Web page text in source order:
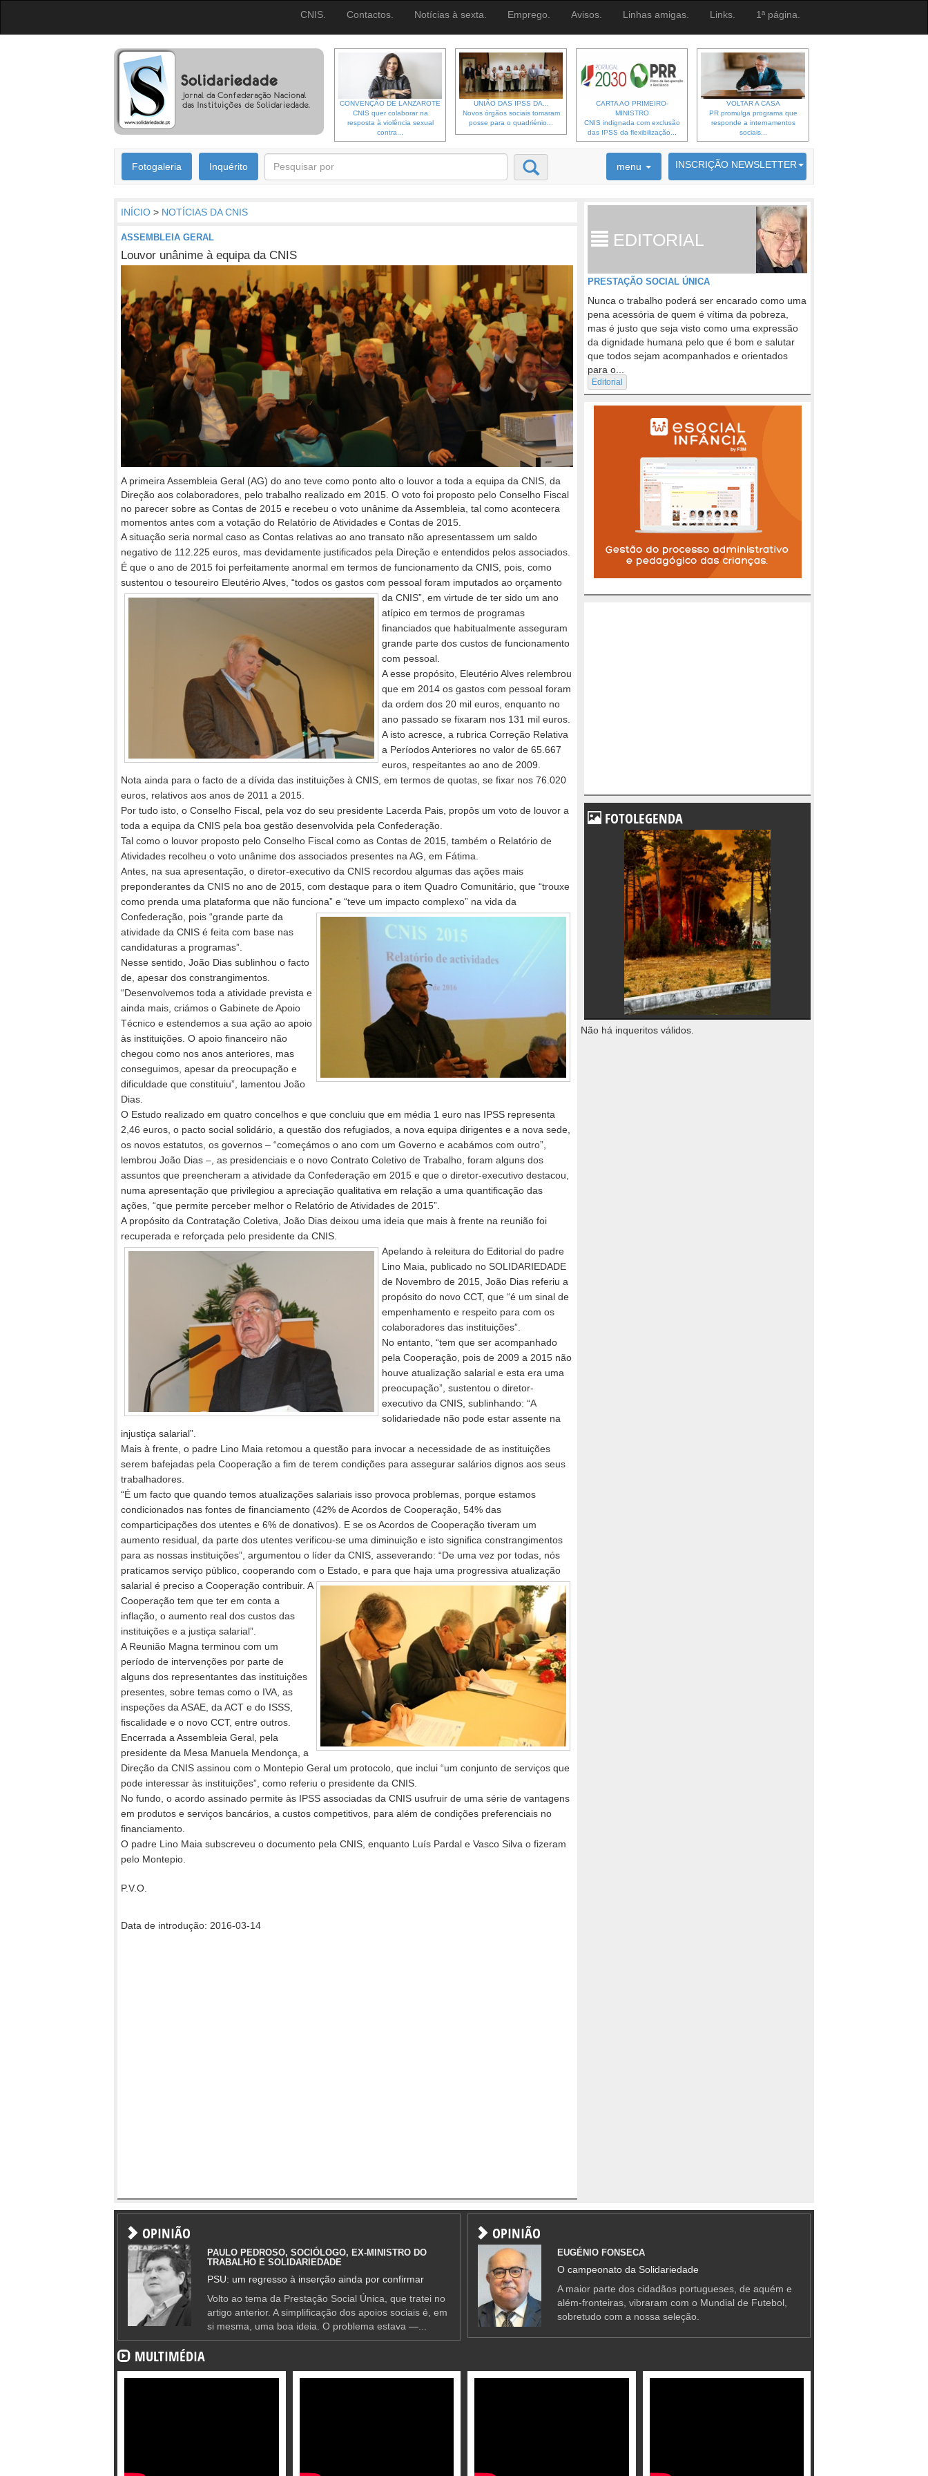
CNIS. Contactos. Notícias à sexta. Emprego. Avisos. Linhas amigas. Links. 1ª página.
CONVENÇÃO DE LANZAROTE
CNIS quer colaborar na
resposta à violência sexual
contra...
UNIÃO DAS IPSS DA...
Novos órgãos sociais tomaram
posse para o quadriénio...
CARTA AO PRIMEIRO-
MINISTRO
CNIS indignada com exclusão
das IPSS da flexibilização...
VOLTAR A CASA
PR promulga programa que
responde a internamentos
sociais...
Fotogaleria Inquérito menu INSCRIÇÃO NEWSLETTER
6692 membros inscritos
INÍCIO > NOTÍCIAS DA CNIS
ASSEMBLEIA GERAL
Louvor unânime à equipa da CNIS
A primeira Assembleia Geral (AG) do ano teve como ponto alto o louvor a toda a equipa da CNIS, da
Direção aos colaboradores, pelo trabalho realizado em 2015. O voto foi proposto pelo Conselho Fiscal
no parecer sobre as Contas de 2015 e recebeu o voto unânime da Assembleia, tal como acontecera
momentos antes com a votação do Relatório de Atividades e Contas de 2015.
A situação seria normal caso as Contas relativas ao ano transato não apresentassem um saldo
negativo de 112.225 euros, mas devidamente justificados pela Direção e entendidos pelos associados.
É que o ano de 2015 foi perfeitamente anormal em termos de funcionamento da CNIS, pois, como
sustentou o tesoureiro Eleutério Alves, “todos os gastos com pessoal foram imputados ao orçamento
da CNIS”, em virtude de ter sido um ano
atípico em termos de programas
financiados que habitualmente asseguram
grande parte dos custos de funcionamento
com pessoal.
A esse propósito, Eleutério Alves relembrou
que em 2014 os gastos com pessoal foram
da ordem dos 20 mil euros, enquanto no
ano passado se fixaram nos 131 mil euros.
A isto acresce, a rubrica Correção Relativa
a Períodos Anteriores no valor de 65.667
euros, respeitantes ao ano de 2009.
Nota ainda para o facto de a dívida das instituições à CNIS, em termos de quotas, se fixar nos 76.020
euros, relativos aos anos de 2011 a 2015.
Por tudo isto, o Conselho Fiscal, pela voz do seu presidente Lacerda Pais, propôs um voto de louvor a
toda a equipa da CNIS pela boa gestão desenvolvida pela Confederação.
Tal como o louvor proposto pelo Conselho Fiscal como as Contas de 2015, também o Relatório de
Atividades recolheu o voto unânime dos associados presentes na AG, em Fátima.
Antes, na sua apresentação, o diretor-executivo da CNIS recordou algumas das ações mais
preponderantes da CNIS no ano de 2015, com destaque para o item Quadro Comunitário, que “trouxe
como prenda uma plataforma que não funciona” e “teve um impacto complexo” na vida da
Confederação, pois “grande parte da
atividade da CNIS é feita com base nas
candidaturas a programas”.
Nesse sentido, João Dias sublinhou o facto
de, apesar dos constrangimentos.
“Desenvolvemos toda a atividade prevista e
ainda mais, criámos o Gabinete de Apoio
Técnico e estendemos a sua ação ao apoio
às instituições. O apoio financeiro não
chegou como nos anos anteriores, mas
conseguimos, apesar da preocupação e
dificuldade que constituiu”, lamentou João
Dias.
O Estudo realizado em quatro concelhos e que concluiu que em média 1 euro nas IPSS representa
2,46 euros, o pacto social solidário, a questão dos refugiados, a nova equipa dirigentes e a nova sede,
os novos estatutos, os governos – “começámos o ano com um Governo e acabámos com outro”,
lembrou João Dias –, as presidenciais e o novo Contrato Coletivo de Trabalho, foram alguns dos
assuntos que preencheram a atividade da Confederação em 2015 e que o diretor-executivo destacou,
numa apresentação que privilegiou a apreciação qualitativa em relação a uma quantificação das
ações, “que permite perceber melhor o Relatório de Atividades de 2015”.
A propósito da Contratação Coletiva, João Dias deixou uma ideia que mais à frente na reunião foi
recuperada e reforçada pelo presidente da CNIS.
Apelando à releitura do Editorial do padre
Lino Maia, publicado no SOLIDARIEDADE
de Novembro de 2015, João Dias referiu a
propósito do novo CCT, que “é um sinal de
empenhamento e respeito para com os
colaboradores das instituições”.
No entanto, “tem que ser acompanhado
pela Cooperação, pois de 2009 a 2015 não
houve atualização salarial e esta era uma
preocupação”, sustentou o diretor-
executivo da CNIS, sublinhando: “A
solidariedade não pode estar assente na
injustiça salarial”.
Mais à frente, o padre Lino Maia retomou a questão para invocar a necessidade de as instituições
serem bafejadas pela Cooperação a fim de terem condições para assegurar salários dignos aos seus
trabalhadores.
“É um facto que quando temos atualizações salariais isso provoca problemas, porque estamos
condicionados nas fontes de financiamento (42% de Acordos de Cooperação, 54% das
comparticipações dos utentes e 6% de donativos). E se os Acordos de Cooperação tiveram um
aumento residual, da parte dos utentes verificou-se uma diminuição e isto significa constrangimentos
para as nossas instituições”, argumentou o líder da CNIS, asseverando: “De uma vez por todas, nós
praticamos serviço público, cooperando com o Estado, e para que haja uma progressiva atualização
salarial é preciso a Cooperação contribuir. A
Cooperação tem que ter em conta a
inflação, o aumento real dos custos das
instituições e a justiça salarial”.
A Reunião Magna terminou com um
período de intervenções por parte de
alguns dos representantes das instituições
presentes, sobre temas como o IVA, as
inspeções da ASAE, da ACT e do ISSS,
fiscalidade e o novo CCT, entre outros.
Encerrada a Assembleia Geral, pela
presidente da Mesa Manuela Mendonça, a
Direção da CNIS assinou com o Montepio Geral um protocolo, que inclui “um conjunto de serviços que
pode interessar às instituições”, como referiu o presidente da CNIS.
No fundo, o acordo assinado permite às IPSS associadas da CNIS usufruir de uma série de vantagens
em produtos e serviços bancários, a custos competitivos, para além de condições preferenciais no
financiamento.
O padre Lino Maia subscreveu o documento pela CNIS, enquanto Luís Pardal e Vasco Silva o fizeram
pelo Montepio.
P.V.O.
Data de introdução: 2016-03-14
EDITORIAL
PRESTAÇÃO SOCIAL ÚNICA
Nunca o trabalho poderá ser encarado como uma
pena acessória de quem é vítima da pobreza,
mas é justo que seja visto como uma expressão
da dignidade humana pelo que é bom e salutar
que todos sejam acompanhados e orientados
para o...
Editorial
FOTOLEGENDA
Não há inqueritos válidos.
OPINIÃO
PAULO PEDROSO, SOCIÓLOGO, EX-MINISTRO DO
TRABALHO E SOLIDARIEDADE
PSU: um regresso à inserção ainda por confirmar
Volto ao tema da Prestação Social Única, que tratei no
artigo anterior. A simplificação dos apoios sociais é, em
si mesma, uma boa ideia. O problema estava —...
OPINIÃO
EUGÉNIO FONSECA
O campeonato da Solidariedade
A maior parte dos cidadãos portugueses, de aquém e
além-fronteiras, vibraram com o Mundial de Futebol,
sobretudo com a nossa seleção.
MULTIMÉDIA